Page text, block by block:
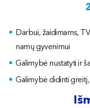
Darbui, žaidimams,
namų gyvenimui
Galimybė nustatyti ir
Galimybė didinti